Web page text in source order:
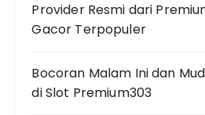
Provider Resmi dari
Gacor Terpopuler
Bocoran Malam Ini dan
di Slot Premium303